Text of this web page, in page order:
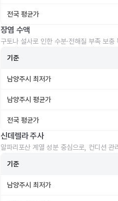
전국 평균가
장염 수액
구토나 설사로 인한 수분·전해질 부족 보
기준
남양주시 최저가
남양주시 평균가
전국 평균가
신데렐라 주사
알파리포산 계열 성분 중심으로, 컨디션 관
기준
남양주시 최저가